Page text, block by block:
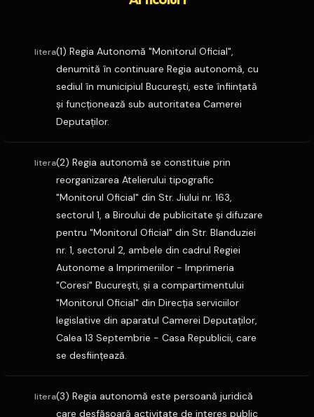
litera(1) Regia Autonomă "Monitorul Oficial",
denumită în continuare Regia autonomă, cu
sediul în municipiul Bucureşti, este înfiinţată
şi funcţionează sub autoritatea Camerei
Deputaţilor.
litera(2) Regia autonomă se constituie prin
reorganizarea Atelierului tipografic
"Monitorul Oficial" din Str. Jiului nr. 163,
sectorul 1, a Biroului de publicitate şi difuzare
pentru "Monitorul Oficial" din Str. Blanduziei
nr. 1, sectorul 2, ambele din cadrul Regiei
Autonome a Imprimeriilor - Imprimeria
"Coresi" Bucureşti, şi a compartimentului
"Monitorul Oficial" din Direcţia serviciilor
legislative din aparatul Camerei Deputaţilor,
Calea 13 Septembrie - Casa Republicii, care
se desfiinţează.
litera(3) Regia autonomă este persoană juridică
care desfăşoară activitate de interes public